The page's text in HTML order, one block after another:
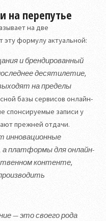
на перепутье
на две
формулу актуальной:
и брендированный
десятилетие,
на пределы
базы сервисов онлайн-
спонсируемые записи у
прежней отдачи.
инновационные
платформы для онлайн-
контенте,
— это своего рода